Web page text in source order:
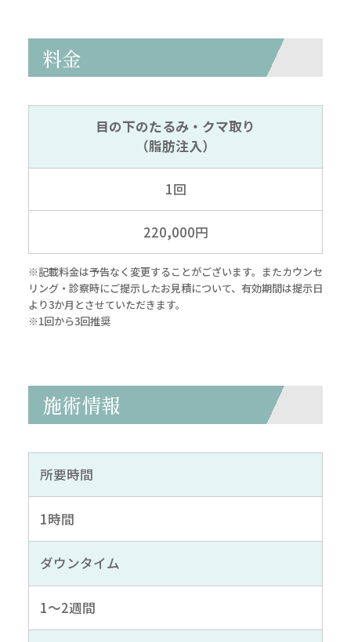
料金
目の下のたるみ・クマ取り
（脂肪注入）
1回
220,000円
※記載料金は予告なく変更することがございます。またカウンセ
リング・診察時にご提示したお見積について、有効期間は提示日
より3か月とさせていただきます。
※1回から3回推奨
施術情報
所要時間
1時間
ダウンタイム
1～2週間